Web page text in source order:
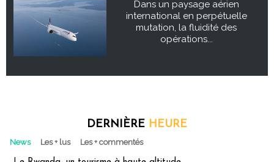
Dans un paysage aérien
international en perpétuelle
mutation, la fluidité des
opérations...
DERNIÈRE HEURE
News Les + lus Les + commentés